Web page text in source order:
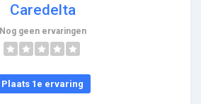
Caredelta
Nog geen ervaringen
Plaats 1e ervaring